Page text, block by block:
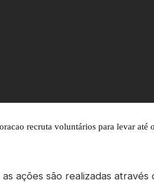
recruta voluntários para levar até
ações são realizadas